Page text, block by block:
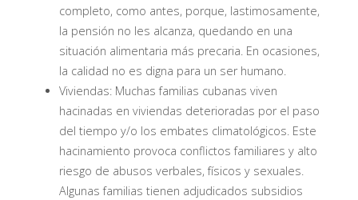
completo, como antes, porque, lastimosamente,
la pensión no les alcanza, quedando en una
situación alimentaria más precaria. En ocasiones,
la calidad no es digna para un ser humano.
Viviendas: Muchas familias cubanas viven
hacinadas en viviendas deterioradas por el paso
del tiempo y/o los embates climatológicos. Este
hacinamiento provoca conflictos familiares y alto
riesgo de abusos verbales, físicos y sexuales.
Algunas familias tienen adjudicados subsidios